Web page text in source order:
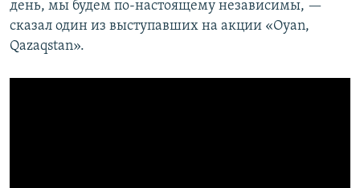
день, мы будем по-настоящему независимы, —
сказал один из выступавших на акции «Oyan,
Qazaqstan».